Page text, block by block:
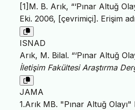
[1]M. B. Arık, “‘Pınar Altuğ
Eki. 2006, [çevrimiçi]. Erişim
ISNAD
Arık, M. Bilal. “‘Pınar Altuğ
İletişim Fakültesi Araştırma
JAMA
1.Arık MB. "Pınar Altuğ